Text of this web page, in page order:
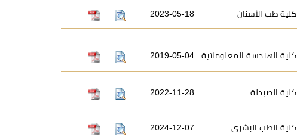
كلية طب الأسنان 2023-05-18
كلية الهندسة المعلوماتية 2019-05-04
كلية الصيدلة 2022-11-28
كلية الطب البشري 2024-12-07